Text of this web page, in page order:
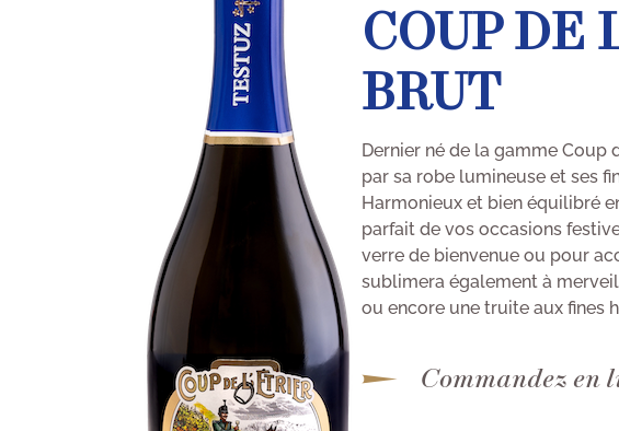
COUP DE
BRUT
Dernier né de la gamme Coup
par sa robe lumineuse et ses
Harmonieux et bien équilibré
parfait de vos occasions
verre de bienvenue ou pour
sublimera également à
ou encore une truite aux fines
Commandez en